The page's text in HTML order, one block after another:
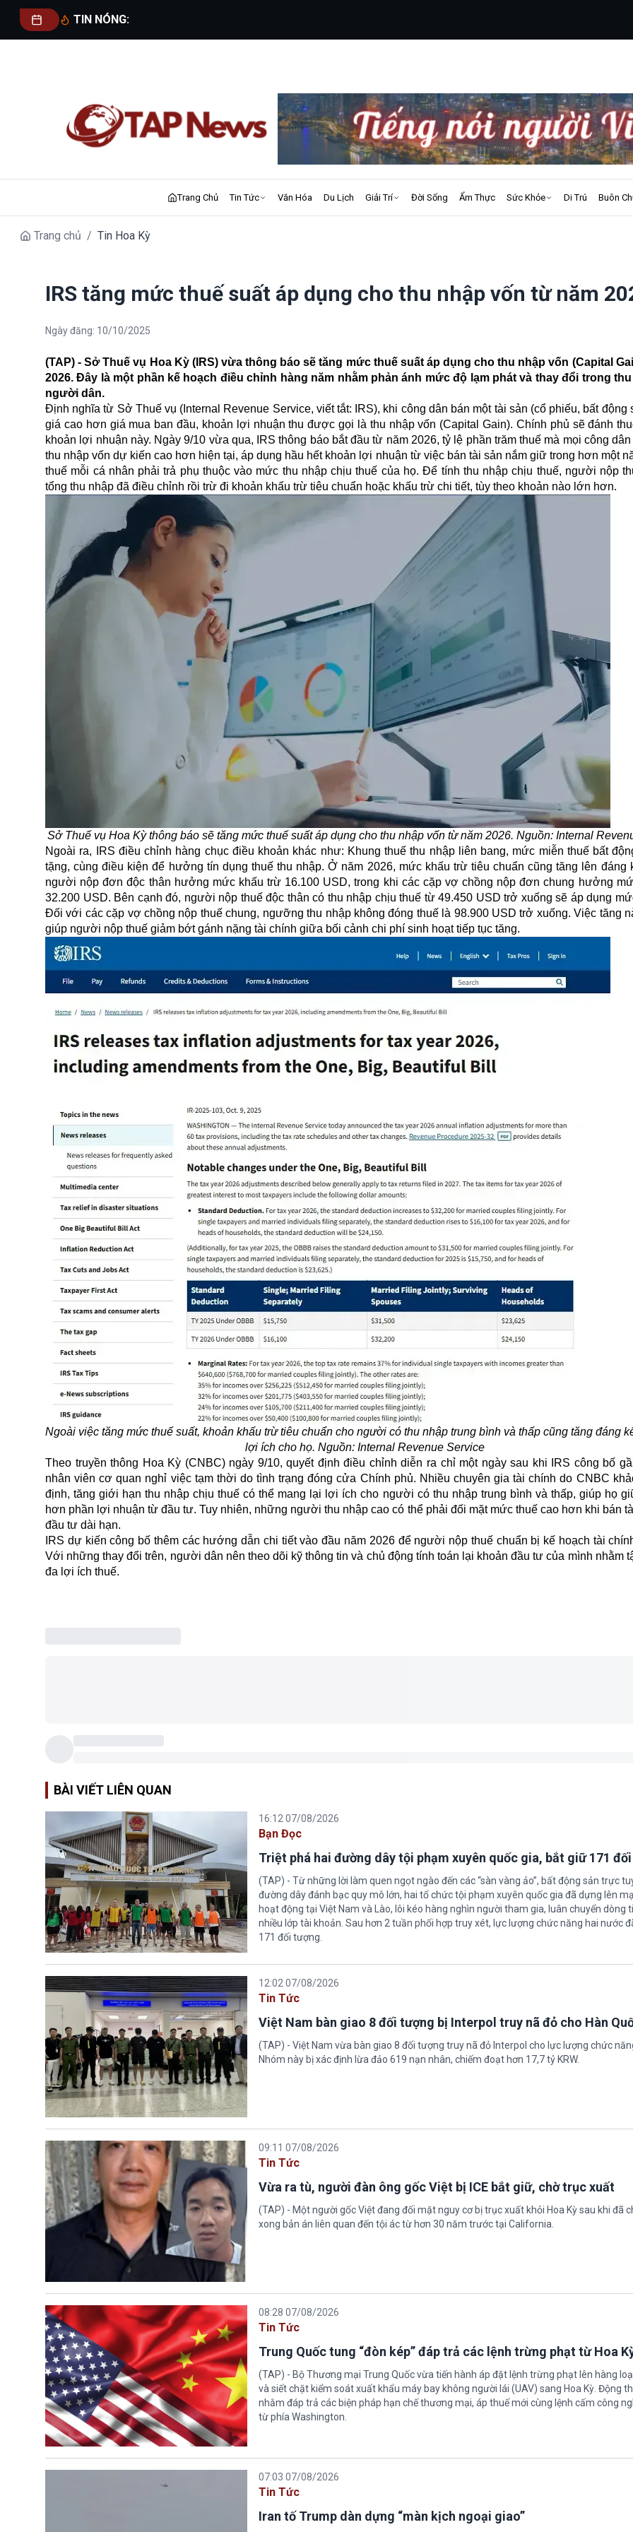
TIN NÓNG:
Trang Chủ Tin Tức Văn Hóa Du Lịch Giải Trí Đời Sống Ẩm Thực Sức Khỏe Di Trú Buôn
Trang chủ / Tin Hoa Kỳ
IRS tăng mức thuế suất áp dụng cho thu nhập vốn từ năm
Ngày đăng: 10/10/2025
(TAP) - Sở Thuế vụ Hoa Kỳ (IRS) vừa thông báo sẽ tăng mức thuế suất áp dụng cho thu nhập vốn (Capital
2026. Đây là một phần kế hoạch điều chỉnh hàng năm nhằm phản ánh mức độ lạm phát và thay đổi trong
người dân.
Định nghĩa từ Sở Thuế vụ (Internal Revenue Service, viết tắt: IRS), khi công dân bán một tài sản (cổ phiếu, bất
giá cao hơn giá mua ban đầu, khoản lợi nhuận thu được gọi là thu nhập vốn (Capital Gain). Chính phủ sẽ đánh
khoản lợi nhuận này. Ngày 9/10 vừa qua, IRS thông báo bắt đầu từ năm 2026, tỷ lệ phần trăm thuế mà mọi công
thu nhập vốn dự kiến cao hơn hiện tại, áp dụng hầu hết khoản lợi nhuận từ việc bán tài sản nắm giữ trong hơn một
thuế mỗi cá nhân phải trả phụ thuộc vào mức thu nhập chịu thuế của họ. Để tính thu nhập chịu thuế, người nộp
tổng thu nhập đã điều chỉnh rồi trừ đi khoản khấu trừ tiêu chuẩn hoặc khấu trừ chi tiết, tùy theo khoản nào lớn hơn.
Sở Thuế vụ Hoa Kỳ thông báo sẽ tăng mức thuế suất áp dụng cho thu nhập vốn từ năm 2026. Nguồn: Internal
Ngoài ra, IRS điều chỉnh hàng chục điều khoản khác như: Khung thuế thu nhập liên bang, mức miễn thuế bất
tặng, cùng điều kiện để hưởng tín dụng thuế thu nhập. Ở năm 2026, mức khấu trừ tiêu chuẩn cũng tăng lên đáng
người nộp đơn độc thân hưởng mức khấu trừ 16.100 USD, trong khi các cặp vợ chồng nộp đơn chung hưởng
32.200 USD. Bên cạnh đó, người nộp thuế độc thân có thu nhập chịu thuế từ 49.450 USD trở xuống sẽ áp dụng
Đối với các cặp vợ chồng nộp thuế chung, ngưỡng thu nhập không đóng thuế là 98.900 USD trở xuống. Việc tăng
giúp người nộp thuế giảm bớt gánh nặng tài chính giữa bối cảnh chi phí sinh hoạt tiếp tục tăng.
Ngoài việc tăng mức thuế suất, khoản khấu trừ tiêu chuẩn cho người có thu nhập trung bình và thấp cũng tăng đáng
lợi ích cho họ. Nguồn: Internal Revenue Service
Theo truyền thông Hoa Kỳ (CNBC) ngày 9/10, quyết định điều chỉnh diễn ra chỉ một ngày sau khi IRS công bố
nhân viên cơ quan nghỉ việc tạm thời do tình trạng đóng cửa Chính phủ. Nhiều chuyên gia tài chính do CNBC
định, tăng giới hạn thu nhập chịuthuế có thể mang lại lợi ích cho người có thu nhập trung bình và thấp, giúp họ
hơn phần lợi nhuận từ đầu tư. Tuy nhiên, những người thu nhập cao có thể phải đối mặt mức thuế cao hơn khi bán
đầu tư dài hạn.
IRS dự kiến công bố thêm các hướng dẫn chi tiết vào đầu năm 2026 để người nộp thuế chuẩn bị kế hoạch tài
Với những thay đổi trên, người dân nên theo dõi kỹ thông tin và chủ động tính toán lại khoản đầu tư của mình nhằm
đa lợi ích thuế.
BÀI VIẾT LIÊN QUAN
16:12 07/08/2026
Bạn Đọc
Triệt phá hai đường dây tội phạm xuyên quốc gia, bắt giữ 171
(TAP) - Từ những lời làm quen ngọt ngào đến các “sàn vàng ảo”, bất động sản trực
đường dây đánh bạc quy mô lớn, hai tổ chức tội phạm xuyên quốc gia đã dựng lên
hoạt động tại Việt Nam và Lào, lôi kéo hàng nghìn người tham gia, luân chuyển dòng
nhiều lớp tài khoản. Sau hơn 2 tuần phối hợp truy xét, lực lượng chức năng hai nước
171 đối tượng.
12:02 07/08/2026
Tin Tức
Việt Nam bàn giao 8 đối tượng bị Interpol truy nã đỏ cho Hàn
(TAP) - Việt Nam vừa bàn giao 8 đối tượng truy nã đỏ Interpol cho lực lượng chức
Nhóm này bị xác định lừa đảo 619 nạn nhân, chiếm đoạt hơn 17,7 tỷ KRW.
09:11 07/08/2026
Tin Tức
Vừa ra tù, người đàn ông gốc Việt bị ICE bắt giữ, chờ trục xuất
(TAP) - Một người gốc Việt đang đối mặt nguy cơ bị trục xuất khỏi Hoa Kỳ sau khi đã
xong bản án liên quan đến tội ác từ hơn 30 năm trước tại California.
08:28 07/08/2026
Tin Tức
Trung Quốc tung “đòn kép” đáp trả các lệnh trừng phạt từ Hoa
(TAP) - Bộ Thương mại Trung Quốc vừa tiến hành áp đặt lệnh trừng phạt lên hàng
và siết chặt kiểm soát xuất khẩu máy bay không người lái (UAV) sang Hoa Kỳ. Động
nhằm đáp trả các biện pháp hạn chế thương mại, áp thuế mới cùng lệnh cấm công
từ phía Washington.
07:03 07/08/2026
Tin Tức
Iran tố Trump dàn dựng “màn kịch ngoại giao”